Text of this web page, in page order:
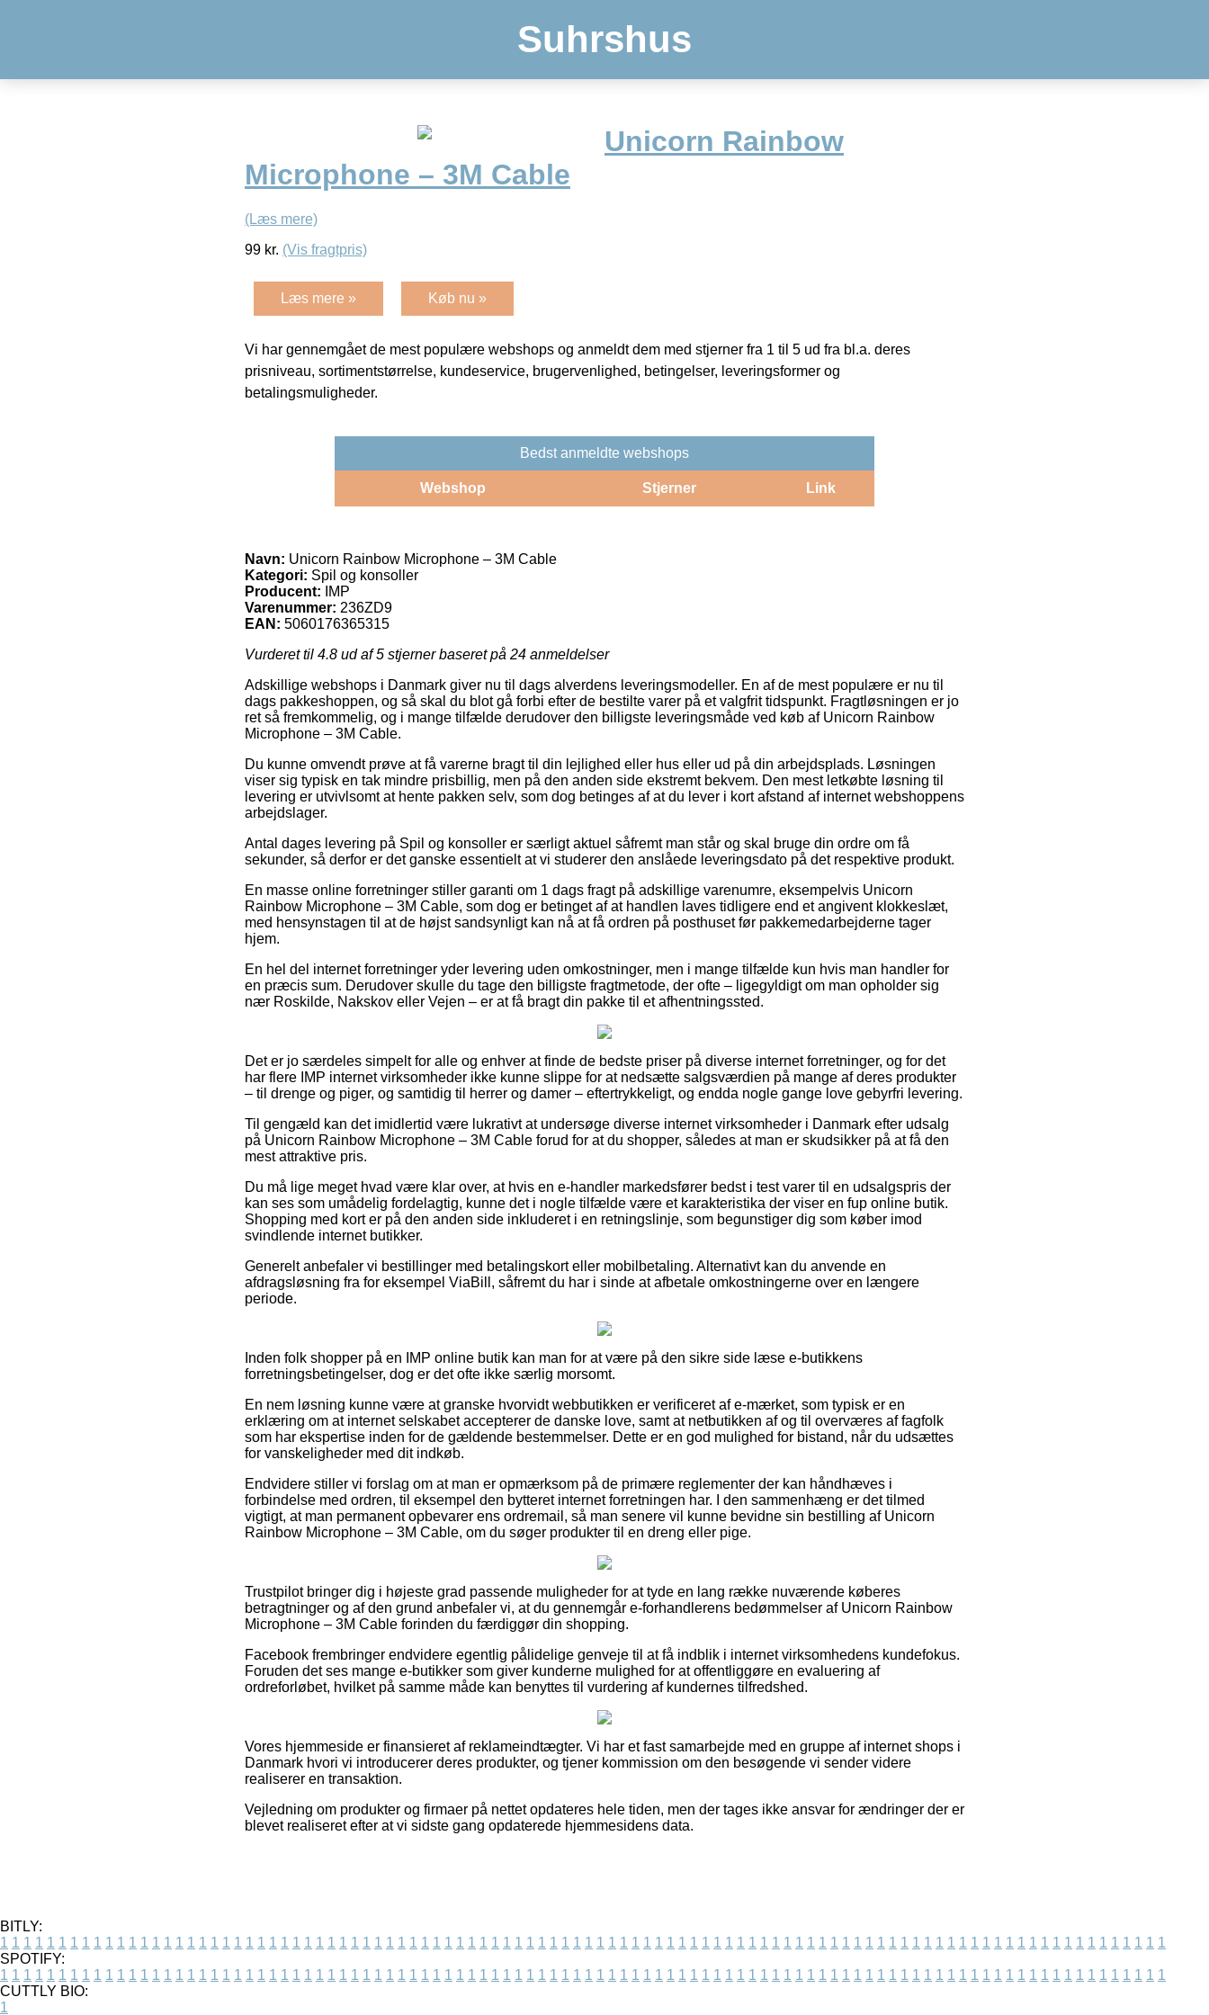
Suhrshus
Unicorn Rainbow
Microphone – 3M Cable
(Læs mere)
99 kr. (Vis fragtpris)
Læs mere » Køb nu »
Vi har gennemgået de mest populære webshops og anmeldt dem med stjerner fra 1 til 5 ud fra bl.a. deres
prisniveau, sortimentstørrelse, kundeservice, brugervenlighed, betingelser, leveringsformer og
betalingsmuligheder.
Bedst anmeldte webshops
Webshop Stjerner Link
Navn: Unicorn Rainbow Microphone – 3M Cable
Kategori: Spil og konsoller
Producent:
IMP
Varenummer: 236ZD9
EAN: 5060176365315
Vurderet til 4.8 ud af 5 stjerner baseret på 24 anmeldelser
Adskillige webshops i Danmark giver nu til dags alverdens leveringsmodeller. En af de mest populære er nu til
dags pakkeshoppen, og så skal du blot gå forbi efter de bestilte varer på et valgfrit tidspunkt. Fragtløsningen er jo
ret så fremkommelig, og i mange tilfælde derudover den billigste leveringsmåde ved køb af Unicorn Rainbow
Microphone – 3M Cable.
Du kunne omvendt prøve at få varerne bragt til din lejlighed eller hus eller ud på din arbejdsplads. Løsningen
viser sig typisk en tak mindre prisbillig, men på den anden side ekstremt bekvem. Den mest letkøbte løsning til
levering er utvivlsomt at hente pakken selv, som dog betinges af at du lever i kort afstand af internet webshoppens
arbejdslager.
Antal dages levering på Spil og konsoller er særligt aktuel såfremt man står og skal bruge din ordre om få
sekunder, så derfor er det ganske essentielt at vi studerer den anslåede leveringsdato på det respektive produkt.
En masse online forretninger stiller garanti om 1 dags fragt på adskillige varenumre, eksempelvis Unicorn
Rainbow Microphone – 3M Cable, som dog er betinget af at handlen laves tidligere end et angivent klokkeslæt,
med hensynstagen til at de højst sandsynligt kan nå at få ordren på posthuset før pakkemedarbejderne tager
hjem.
En hel del internet forretninger yder levering uden omkostninger, men i mange tilfælde kun hvis man handler for
en præcis sum. Derudover skulle du tage den billigste fragtmetode, der ofte – ligegyldigt om man opholder sig
nær Roskilde, Nakskov eller Vejen – er at få bragt din pakke til et afhentningssted.
Det er jo særdeles simpelt for alle og enhver at finde de bedste priser på diverse internet forretninger, og for det
har flere IMP internet virksomheder ikke kunne slippe for at nedsætte salgsværdien på mange af deres produkter
– til drenge og piger, og samtidig til herrer og damer – eftertrykkeligt, og endda nogle gange love gebyrfri levering.
Til gengæld kan det imidlertid være lukrativt at undersøge diverse internet virksomheder i Danmark efter udsalg
på Unicorn Rainbow Microphone – 3M Cable forud for at du shopper, således at man er skudsikker på at få den
mest attraktive pris.
Du må lige meget hvad være klar over, at hvis en e-handler markedsfører bedst i test varer til en udsalgspris der
kan ses som umådelig fordelagtig, kunne det i nogle tilfælde være et karakteristika der viser en fup online butik.
Shopping med kort er på den anden side inkluderet i en retningslinje, som begunstiger dig som køber imod
svindlende internet butikker.
Generelt anbefaler vi bestillinger med betalingskort eller mobilbetaling. Alternativt kan du anvende en
afdragsløsning fra for eksempel ViaBill, såfremt du har i sinde at afbetale omkostningerne over en længere
periode.
Inden folk shopper på en IMP online butik kan man for at være på den sikre side læse e-butikkens
forretningsbetingelser, dog er det ofte ikke særlig morsomt.
En nem løsning kunne være at granske hvorvidt webbutikken er verificeret af e-mærket, som typisk er en
erklæring om at internet selskabet accepterer de danske love, samt at netbutikken af og til overværes af fagfolk
som har ekspertise inden for de gældende bestemmelser. Dette er en god mulighed for bistand, når du udsættes
for vanskeligheder med dit indkøb.
Endvidere stiller vi forslag om at man er opmærksom på de primære reglementer der kan håndhæves i
forbindelse med ordren, til eksempel den bytteret internet forretningen har. I den sammenhæng er det tilmed
vigtigt, at man permanent opbevarer ens ordremail, så man senere vil kunne bevidne sin bestilling af Unicorn
Rainbow Microphone – 3M Cable, om du søger produkter til en dreng eller pige.
Trustpilot bringer dig i højeste grad passende muligheder for at tyde en lang række nuværende køberes
betragtninger og af den grund anbefaler vi, at du gennemgår e-forhandlerens bedømmelser af Unicorn Rainbow
Microphone – 3M Cable forinden du færdiggør din shopping.
Facebook frembringer endvidere egentlig pålidelige genveje til at få indblik i internet virksomhedens kundefokus.
Foruden det ses mange e-butikker som giver kunderne mulighed for at offentliggøre en evaluering af
ordreforløbet, hvilket på samme måde kan benyttes til vurdering af kundernes tilfredshed.
Vores hjemmeside er finansieret af reklameindtægter. Vi har et fast samarbejde med en gruppe af internet shops i
Danmark hvori vi introducerer deres produkter, og tjener kommission om den besøgende vi sender videre
realiserer en transaktion.
Vejledning om produkter og firmaer på nettet opdateres hele tiden, men der tages ikke ansvar for ændringer der er
blevet realiseret efter at vi sidste gang opdaterede hjemmesidens data.
BITLY:
1 1 1 1 1 1 1 1 1 1 1 1 1 1 1 1 1 1 1 1 1 1 1 1 1 1 1 1 1 1 1 1 1 1 1 1 1 1 1 1 1 1 1 1 1 1 1 1 1 1 1 1 1 1 1 1 1 1 1 1 1 1 1 1 1 1 1 1 1 1 1 1 1 1 1 1 1 1 1 1 1 1 1 1 1 1 1 1 1 1 1 1 1 1 1 1 1 1 1 1
SPOTIFY:
1 1 1 1 1 1 1 1 1 1 1 1 1 1 1 1 1 1 1 1 1 1 1 1 1 1 1 1 1 1 1 1 1 1 1 1 1 1 1 1 1 1 1 1 1 1 1 1 1 1 1 1 1 1 1 1 1 1 1 1 1 1 1 1 1 1 1 1 1 1 1 1 1 1 1 1 1 1 1 1 1 1 1 1 1 1 1 1 1 1 1 1 1 1 1 1 1 1 1 1
CUTTLY BIO:
1